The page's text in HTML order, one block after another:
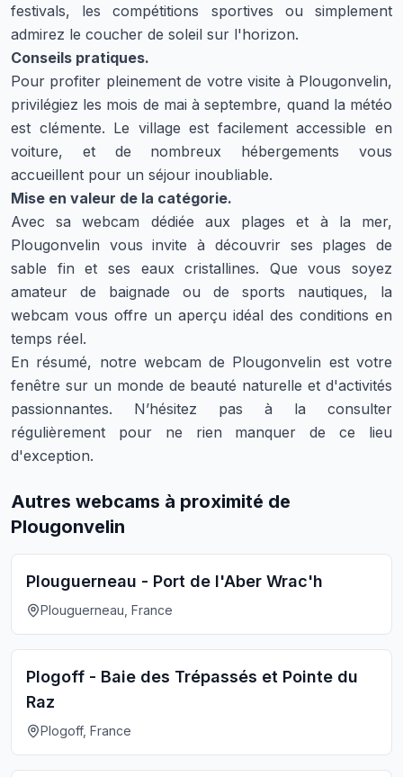
festivals, les compétitions sportives ou simplement
admirez le coucher de soleil sur l'horizon.
Conseils pratiques.
Pour profiter pleinement de votre visite à Plougonvelin,
privilégiez les mois de mai à septembre, quand la météo
est clémente. Le village est facilement accessible en
voiture, et de nombreux hébergements vous
accueillent pour un séjour inoubliable.
Mise en valeur de la catégorie.
Avec sa webcam dédiée aux plages et à la mer,
Plougonvelin vous invite à découvrir ses plages de
sable fin et ses eaux cristallines. Que vous soyez
amateur de baignade ou de sports nautiques, la
webcam vous offre un aperçu idéal des conditions en
temps réel.
En résumé, notre webcam de Plougonvelin est votre
fenêtre sur un monde de beauté naturelle et d'activités
passionnantes. N’hésitez pas à la consulter
régulièrement pour ne rien manquer de ce lieu
d'exception.
Autres webcams à proximité de
Plougonvelin
Plouguerneau - Port de l'Aber Wrac'h
Plouguerneau, France
Plogoff - Baie des Trépassés et Pointe du
Raz
Plogoff, France